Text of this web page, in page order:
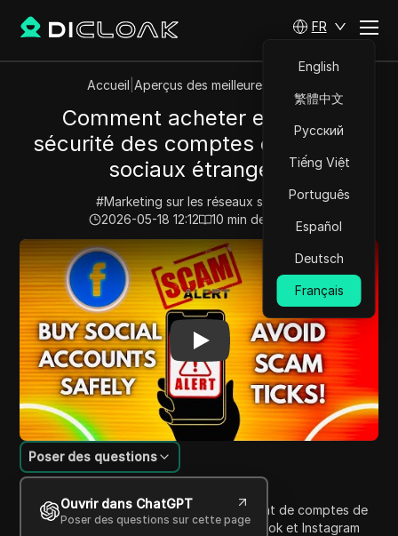
FR
English
繁體中文
Русский
Tiếng Việt
Português
Español
Deutsch
Français
Accueil Aperçus des meilleures vidéos
Comment acheter en toute
sécurité des comptes de médias
sociaux étrangers
#Marketing sur les réseaux sociaux
2026-05-18 12:12
10 min de lecture
Play Video:Comment acheter en toute sécurité des
Introduction au contenu
Poser des questions
Ouvrir dans ChatGPT
Poser des questions sur cette page
Cette vidéo fournit des conseils sur l'achat de comptes de
médias sociaux étrangers tels que Facebook et Instagram